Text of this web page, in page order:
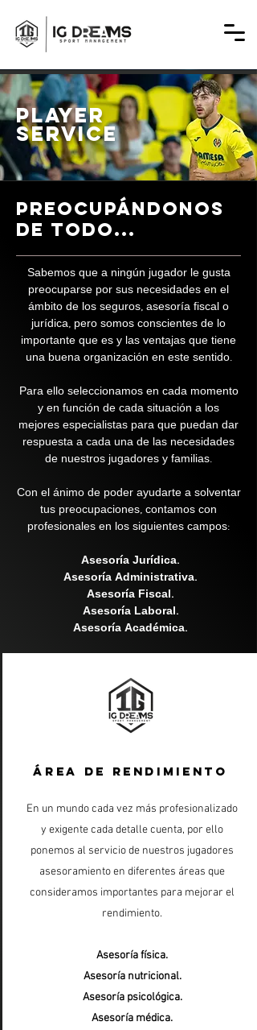
PLAYER
service
PREOCUPÁNDONOS
DE TODO...
Sabemos que a ningún jugador le gusta
preocuparse por sus necesidades en el
ámbito de los seguros, asesoría fiscal o
jurídica, pero somos conscientes de lo
importante que es y las ventajas que tiene
una buena organización en este sentido.
Para ello seleccionamos en cada momento
y en función de cada situación a los
mejores especialistas para que puedan dar
respuesta a cada una de las necesidades
de nuestros jugadores y familias.
Con el ánimo de poder ayudarte a solventar
tus preocupaciones, contamos con
profesionales en los siguientes campos:
Asesoría Jurídica.
Asesoría Administrativa.
Asesoría Fiscal.
Asesoría Laboral.
Asesoría Académica.
ÁREA DE RENDIMIENTO
En un mundo cada vez más profesionalizado
y exigente cada detalle cuenta, por ello
ponemos al servicio de nuestros jugadores
asesoramiento en diferentes áreas que
consideramos importantes para mejorar el
rendimiento.
Asesoría física.
Asesoría nutricional.
Asesoría psicológica.
Asesoría médica.